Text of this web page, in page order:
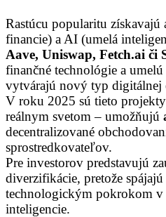
Rastúcu popularitu získavajú
financie) a AI (umelá
Aave, Uniswap, Fetch.ai
finančné technológie a
vytvárajú nový typ digitálnej
V roku 2025 sú tieto
reálnym svetom – umožňujú
decentralizované
sprostredkovateľov.
Pre investorov predstavujú
diverzifikácie, pretože
technologickým pokrokom v
inteligencie.